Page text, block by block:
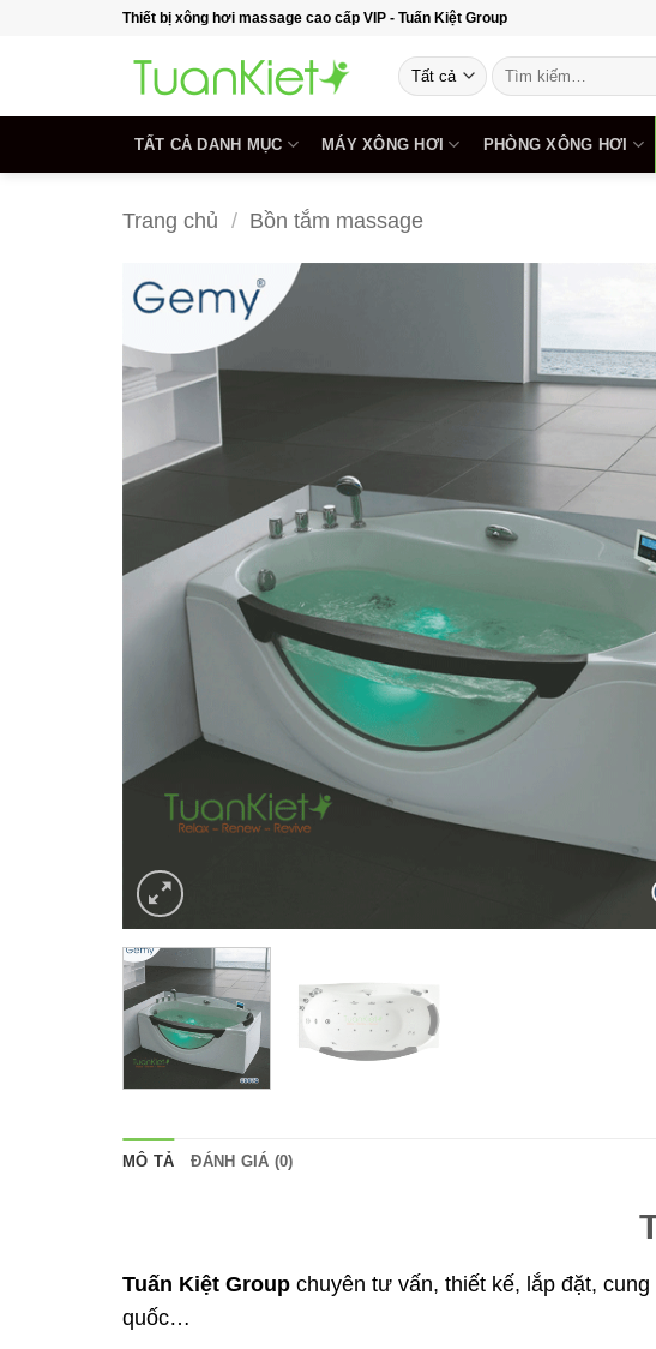
Thiết bị xông hơi massage cao cấp VIP - Tuấn Kiệt Group
Tìm
kiếm:
TẤT CẢ DANH MỤC MÁY XÔNG HƠI PHÒNG XÔNG HƠI
Trang chủ / Bồn tắm massage
MÔ TẢ ĐÁNH GIÁ (0)
Tuấn Kiệt Group chuyên tư vấn, thiết kế, lắp đặt, cung
quốc…